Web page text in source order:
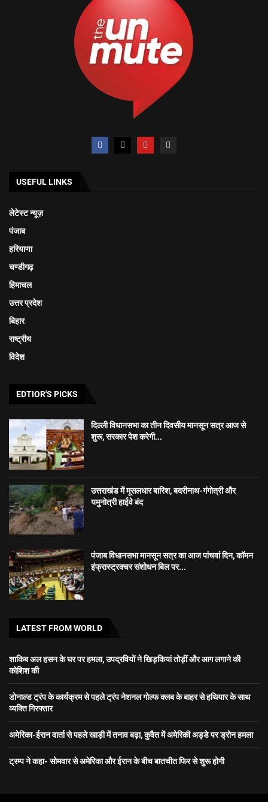
USEFUL LINKS
लेटेस्ट न्यूज़
पंजाब
हरियाणा
चण्डीगढ़
हिमाचल
उत्तर प्रदेश
बिहार
राष्ट्रीय
विदेश
EDTIOR'S PICKS
दिल्ली विधानसभा का तीन दिवसीय मानसून सत्र आज से
शुरू, सरकार पेश करेगी...
उत्तराखंड में मूसलधार बारिश, बदरीनाथ-गंगोत्री और
यमुनोत्री हाईवे बंद
पंजाब विधानसभा मानसून सत्र का आज पांचवां दिन, कॉमन
इंफ्रास्ट्रक्चर संशोधन बिल पर...
LATEST FROM WORLD
शाकिब अल हसन के घर पर हमला, उपद्रवियों ने खिड़कियां तोड़ीं और आग लगाने की
कोशिश की
डोनाल्ड ट्रंप के कार्यक्रम से पहले ट्रंप नेशनल गोल्फ क्लब के बाहर से हथियार के साथ
व्यक्ति गिरफ्तार
अमेरिका-ईरान वार्ता से पहले खाड़ी में तनाव बढ़ा, कुवैत में अमेरिकी अड्डे पर ड्रोन हमला
ट्रम्प ने कहा- सोमवार से अमेरिका और ईरान के बीच बातचीत फिर से शुरू होगी